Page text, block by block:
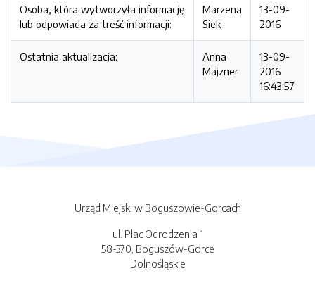
Osoba, która wytworzyła informację
lub odpowiada za treść informacji:
Marzena
Siek
13-09-
2016
Ostatnia aktualizacja:
Anna
Majzner
13-09-
2016
16:43:57
Urząd Miejski w Boguszowie-Gorcach
ul. Plac Odrodzenia 1
58-370, Boguszów-Gorce
Dolnośląskie